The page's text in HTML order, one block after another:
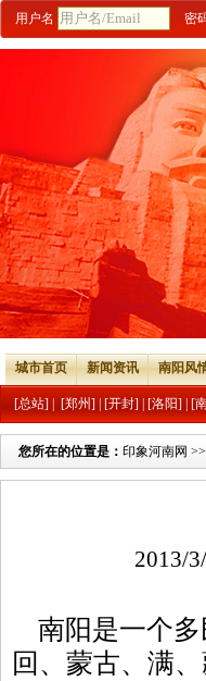
用户名 密
城市首页 新闻资讯 南阳风
[总站] [郑州] [开封] [洛阳] [
您所在的位置是： 印象河南网 >>
2013/
南阳是一个多
回、蒙古、满